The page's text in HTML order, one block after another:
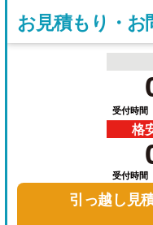
お見積もり・お
を
か
け
る
受付時間
を
か
格
受付時間
引っ越し見